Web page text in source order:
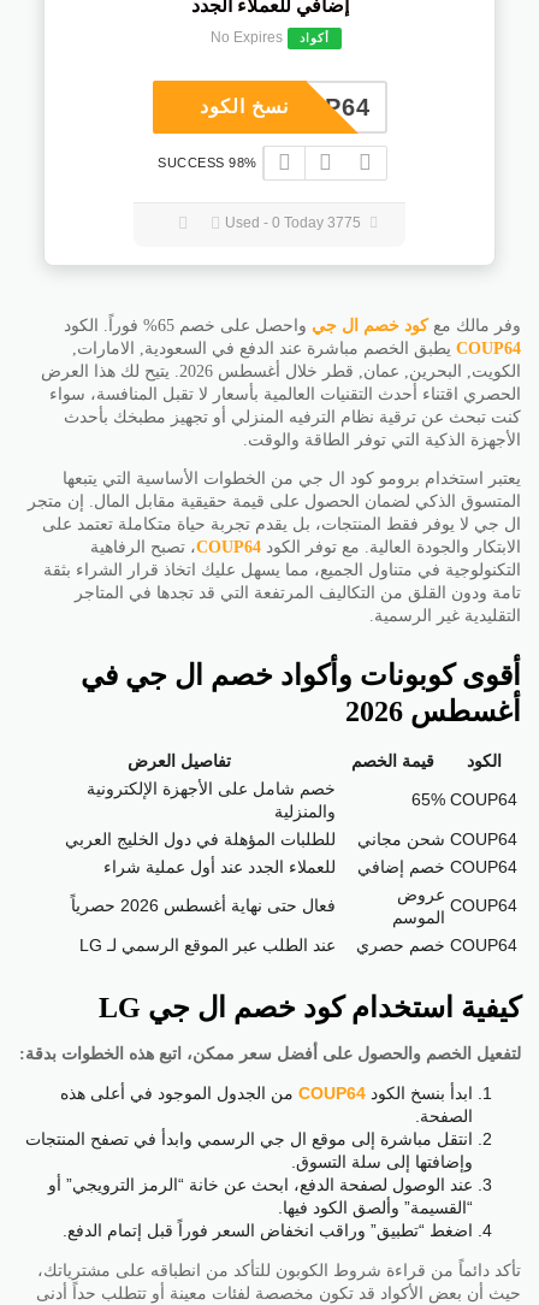
إضافي للعملاء الجدد
أكواد No Expires
COUP64نسخ الكود
98% SUCCESS
وفر مالك معكود خصم ال جي واحصل على خصم 65% فوراً. الكود
COUP64 يطبق الخصم مباشرة عند الدفع في السعودية, الامارات,
الكويت, البحرين, عمان, قطر خلال أغسطس 2026. يتيح لك هذا العرض
الحصري اقتناء أحدث التقنيات العالمية بأسعار لا تقبل المنافسة، سواء
كنت تبحث عن ترقية نظام الترفيه المنزلي أو تجهيز مطبخك بأحدث
الأجهزة الذكية التي توفر الطاقة والوقت.
يعتبر استخدام برومو كود ال جي من الخطوات الأساسية التي يتبعها
المتسوق الذكي لضمان الحصول على قيمة حقيقية مقابل المال. إن متجر
ال جي لا يوفر فقط المنتجات، بل يقدم تجربة حياة متكاملة تعتمد على
الابتكار والجودة العالية. مع توفر الكود COUP64، تصبح الرفاهية
التكنولوجية في متناول الجميع، مما يسهل عليك اتخاذ قرار الشراء بثقة
تامة ودون القلق من التكاليف المرتفعة التي قد تجدها في المتاجر
التقليدية غير الرسمية.
أقوى كوبونات وأكواد خصم ال جي في
أغسطس 2026
الكود قيمة الخصم
تفاصيل العرض
COUP64
65%
خصم شامل على الأجهزة الإلكترونية
والمنزلية
COUP64 شحن مجاني
للطلبات المؤهلة في دول الخليج العربي
COUP64 خصم إضافي
للعملاء الجدد عند أول عملية شراء
COUP64
عروض
الموسم
فعال حتى نهاية أغسطس 2026 حصرياً
COUP64 خصم حصري عند الطلب عبر الموقع الرسمي لـ LG
كيفية استخدام كود خصم ال جي LG
لتفعيل الخصم والحصول على أفضل سعر ممكن، اتبع هذه الخطوات بدقة:
ابدأ بنسخ الكود COUP64 من الجدول الموجود في أعلى هذه
الصفحة.
انتقل مباشرة إلى موقع ال جي الرسمي وابدأ في تصفح المنتجات
وإضافتها إلى سلة التسوق.
عند الوصول لصفحة الدفع، ابحث عن خانة “الرمز الترويجي” أو
“القسيمة” وألصق الكود فيها.
اضغط “تطبيق” وراقب انخفاض السعر فوراً قبل إتمام الدفع.
تأكد دائماً من قراءة شروط الكوبون للتأكد من انطباقه على مشترياتك،
حيث أن بعض الأكواد قد تكون مخصصة لفئات معينة أو تتطلب حداً أدنى